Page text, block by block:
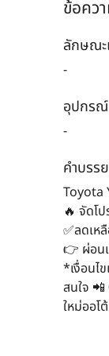
ข้อคว
ลักษณะ
-
อุปกรณ์
-
คำบรร
Toyota
🔥 จัดโ
✅ลดเห
👉 ผ่อน
*เงื่อนไ
สนใจ
ใหม่ออโ